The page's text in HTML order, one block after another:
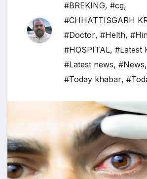
#BREKING, #cg,
#CHHATTISGARH
#Doctor, #Helth,
#HOSPITAL, #Latest
#Latest news, #News,
#Today khabar,